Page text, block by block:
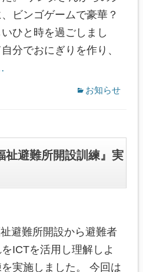
ビンゴゲームで豪華？
ひと時を過ごしまし
分でおにぎりを作り、
お知らせ
祉避難所開設訓練』実
避難所開設から避難者
ICTを活用し理解しよ
実施しました。 今回は